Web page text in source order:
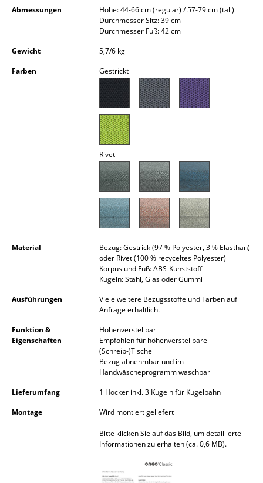
... alle Aufbewahrungsmöbel
Hängeleuchten & Deckenleuchten
Schreibtischleuchten
Stehleuchten & Leseleuchten
Outdoor-Leuchten
... alle Leuchten
Doppelbetten
Einzelbetten
Nachttische & Bettzubehör
Abmessungen
Höhe: 44-66 cm (regular) / 57-79 cm (tall)
Durchmesser Sitz: 39 cm
Durchmesser Fuß: 42 cm
Gewicht
5,7/6 kg
Farben
Gestrickt
Rivet
Material
Bezug: Gestrick (97 % Polyester, 3 % Elasthan)
oder Rivet (100 % recyceltes Polyester)
Korpus und Fuß: ABS-Kunststoff
Kugeln: Stahl, Glas oder Gummi
Ausführungen
Viele weitere Bezugsstoffe und Farben auf
Anfrage erhältlich.
Funktion &
Eigenschaften
Höhenverstellbar
Empfohlen für höhenverstellbare
(Schreib-)Tische
Bezug abnehmbar und im
Handwäscheprogramm waschbar
Lieferumfang
1 Hocker inkl. 3 Kugeln für Kugelbahn
Montage
Wird montiert geliefert
Bitte klicken Sie auf das Bild, um detaillierte
Informationen zu erhalten (ca. 0,6 MB).